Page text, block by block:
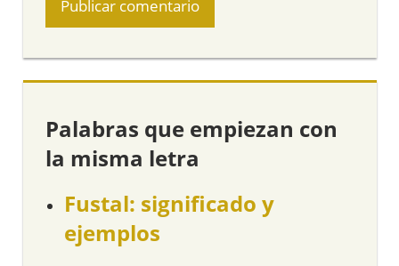
Palabras que empiezan con
la misma letra
Fustal: significado y
ejemplos